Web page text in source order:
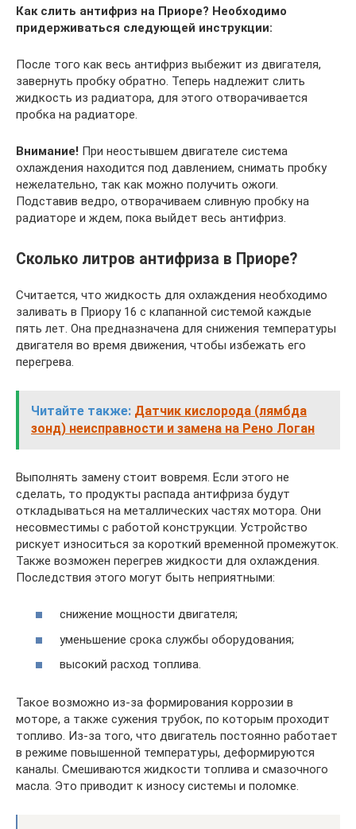
Как слить антифриз на Приоре? Необходимо
придерживаться следующей инструкции:
После того как весь антифриз выбежит из двигателя,
завернуть пробку обратно. Теперь надлежит слить
жидкость из радиатора, для этого отворачивается
пробка на радиаторе.
Внимание! При неостывшем двигателе система
охлаждения находится под давлением, снимать пробку
нежелательно, так как можно получить ожоги.
Подставив ведро, отворачиваем сливную пробку на
радиаторе и ждем, пока выйдет весь антифриз.
Сколько литров антифриза в Приоре?
Считается, что жидкость для охлаждения необходимо
заливать в Приору 16 с клапанной системой каждые
пять лет. Она предназначена для снижения температуры
двигателя во время движения, чтобы избежать его
перегрева.
Читайте также: Датчик кислорода (лямбда
зонд) неисправности и замена на Рено Логан
Выполнять замену стоит вовремя. Если этого не
сделать, то продукты распада антифриза будут
откладываться на металлических частях мотора. Они
несовместимы с работой конструкции. Устройство
рискует износиться за короткий временной промежуток.
Также возможен перегрев жидкости для охлаждения.
Последствия этого могут быть неприятными:
снижение мощности двигателя;
уменьшение срока службы оборудования;
высокий расход топлива.
Такое возможно из-за формирования коррозии в
моторе, а также сужения трубок, по которым проходит
топливо. Из-за того, что двигатель постоянно работает
в режиме повышенной температуры, деформируются
каналы. Смешиваются жидкости топлива и смазочного
масла. Это приводит к износу системы и поломке.